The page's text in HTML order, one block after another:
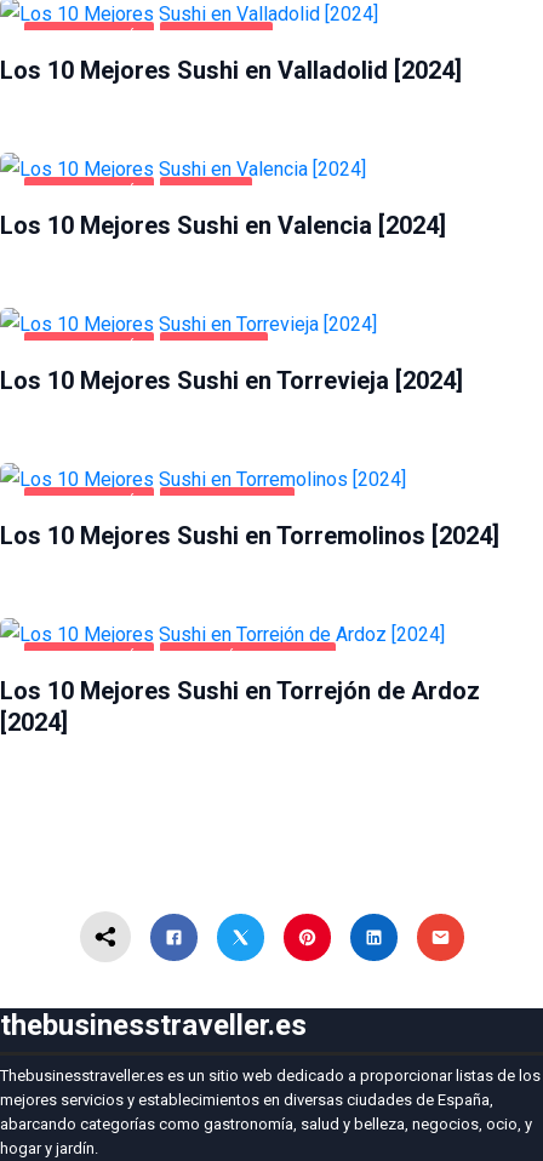
Los 10 Mejores Sushi en Valladolid [2024]
Los 10 Mejores Sushi en Valencia [2024]
Los 10 Mejores Sushi en Torrevieja [2024]
Los 10 Mejores Sushi en Torremolinos [2024]
Los 10 Mejores Sushi en Torrejón de Ardoz
[2024]
thebusinesstraveller.es
Thebusinesstraveller.es es un sitio web dedicado a proporcionar listas de los
mejores servicios y establecimientos en diversas ciudades de España,
abarcando categorías como gastronomía, salud y belleza, negocios, ocio, y
hogar y jardín.